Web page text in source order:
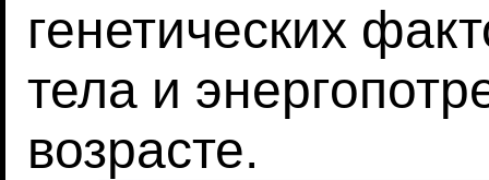
генетических
тела и
возрасте.